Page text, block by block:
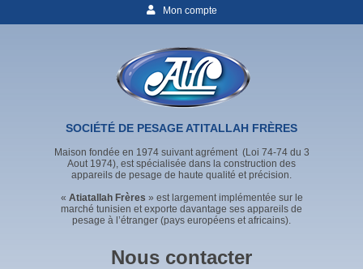
Mon compte
SOCIÉTÉ DE PESAGE ATITALLAH FRÈRES
Maison fondée en 1974 suivant agrément (Loi 74-74 du 3
Aout 1974), est spécialisée dans la construction des
appareils de pesage de haute qualité et précision.
« Atiatallah Frères » est largement implémentée sur le
marché tunisien et exporte davantage ses appareils de
pesage à l’étranger (pays européens et africains).
Nous contacter